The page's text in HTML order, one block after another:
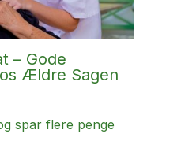
– Gode
Ældre Sagen